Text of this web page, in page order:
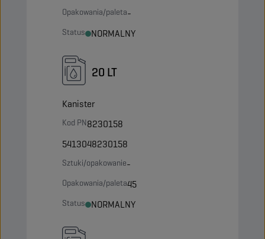
Opakowania/paleta-
Status NORMALNY
20 LT
Kanister
Kod PN8230158
5413048230158
Sztuki/opakowanie-
Opakowania/paleta45
Status NORMALNY